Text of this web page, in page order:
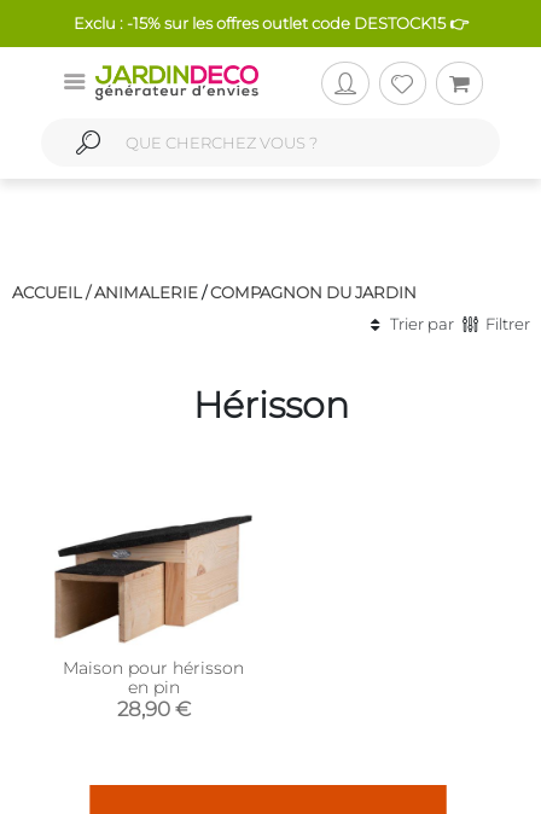
Exclu : -15% sur les offres outlet code DESTOCK15 👉
ACCUEIL /ANIMALERIE/COMPAGNON DU JARDIN
Trier par
Filtrer
Hérisson
Maison pour hérisson
en pin
28,90 €